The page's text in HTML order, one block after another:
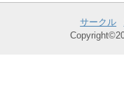
サークル